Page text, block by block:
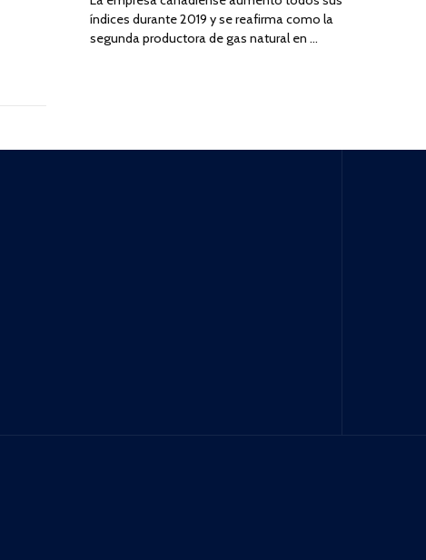
índices durante 2019 y se reafirma como la
segunda productora de gas natural en …